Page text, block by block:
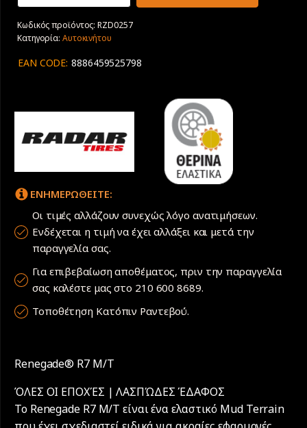
Radar
Renegade
M/T
Κωδικός προϊόντος:RZD0257
Κατηγορία: Αυτοκινήτου
EAN CODE: 8886459525798
ΕΝΗΜΕΡΩΘΕΙΤΕ:
Οι τιμές αλλάζουν συνεχώς λόγο ανατιμήσεων.
Ενδέχεται η τιμή να έχει αλλάξει και μετά την
παραγγελία σας.
Για επιβεβαίωση αποθέματος, πριν την παραγγελία
σας καλέστε μας στο 210 600 8689.
Τοποθέτηση Κατόπιν Ραντεβού.
Renegade® R7 M/T
ΌΛΕΣ ΟΙ ΕΠΟΧΈΣ | ΛΑΣΠΏΔΕΣ ΈΔΑΦΟΣ
Το Renegade R7 M/T είναι ένα ελαστικό Mud Terrain